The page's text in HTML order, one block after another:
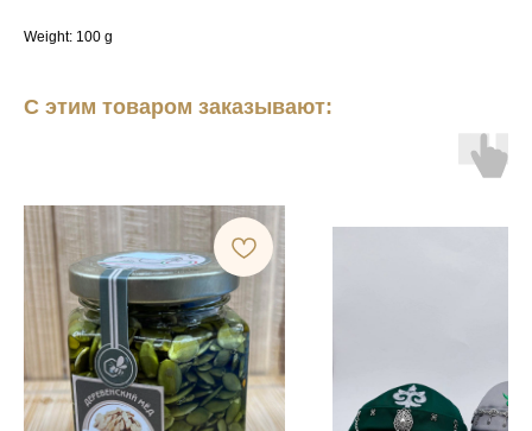
Weight: 100 g
С этим товаром заказывают: